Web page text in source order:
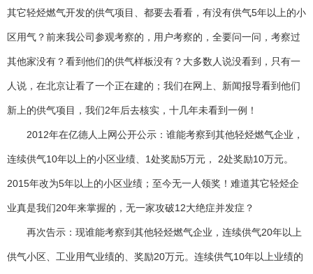
其它轻烃燃气开发的供气项目、都要去看看，有没有供气5年以上的小
区用气？前来我公司参观考察的，用户考察的，全要问一问，考察过
其他家没有？看到他们的供气样板没有？大多数人说没看到，只有一
人说，在北京让看了一个正在建的；我们在网上、新闻报导看到他们
新上的供气项目，我们2年后去核实，十几年未看到一例！
2012年在亿德人上网公开公示：谁能考察到其他轻烃燃气企业，
连续供气10年以上的小区业绩、1处奖励5万元， 2处奖励10万元。
2015年改为5年以上的小区业绩；至今无一人领奖！难道其它轻烃企
业真是我们20年来掌握的，无一家攻破12大绝症并发症？
再次告示：现谁能考察到其他轻烃燃气企业，连续供气20年以上
供气小区、工业用气业绩的、奖励20万元。连续供气10年以上业绩的